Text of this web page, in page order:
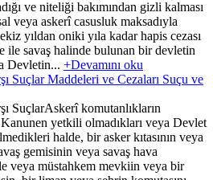
ve niteliği bakımından gizli kalması
veya askerî casusluk maksadıyla
yıldan oniki yıla kadar hapis cezası
savaş halinde bulunan bir devletin
Devletin... +Devamını oku
Suçlar Maddeleri ve Cezaları Suçu ve
SuçlarAskerî komutanlıkların
yetkili olmadıkları veya Devlet
halde, bir asker kıtasının veya
gemisinin veya savaş hava
veya müstahkem mevkiin veya bir